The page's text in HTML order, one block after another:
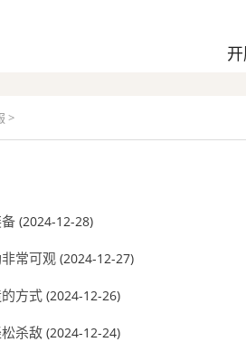
>
(2024-12-28)
常可观 (2024-12-27)
方式 (2024-12-26)
杀敌 (2024-12-24)